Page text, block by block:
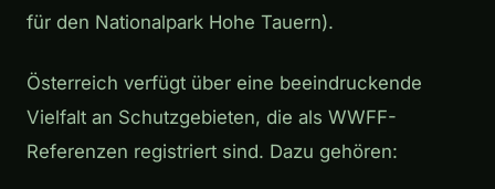
für den Nationalpark Hohe Tauern).
Österreich verfügt über eine beeindruckende
Vielfalt an Schutzgebieten, die als WWFF-
Referenzen registriert sind. Dazu gehören: